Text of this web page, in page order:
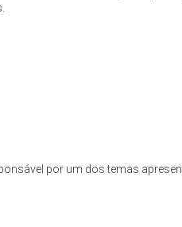
por um dos temas